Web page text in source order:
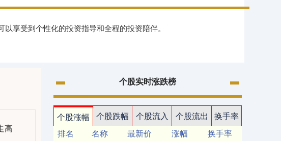
享受到个性化的投资指导和全程的投资陪伴。
高
个股实时涨跌榜
个股涨幅 个股跌幅 个股流入 个股流出
换手率
排名
名称 最新价 涨幅
换手率